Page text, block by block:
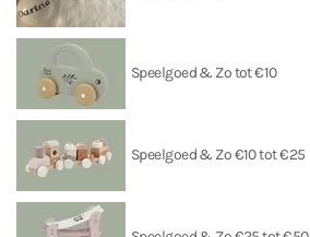
Speelgoed & Zo tot €10
Speelgoed & Zo €10 tot €25